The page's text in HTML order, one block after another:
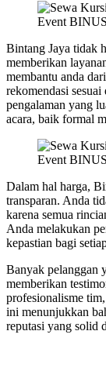
Bintang Jaya tidak
memberikan
membantu anda
rekomendasi
pengalaman yang
acara, baik formal
Dalam hal harga,
transparan. Anda
karena semua
Anda melakukan
kepastian bagi
Banyak pelanggan
memberikan
profesionalisme
ini menunjukkan
reputasi yang solid